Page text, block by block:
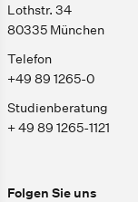
Lothstr. 34
80335 München
Telefon
+49 89 1265-0
Studienberatung
+ 49 89 1265-1121
Folgen Sie uns